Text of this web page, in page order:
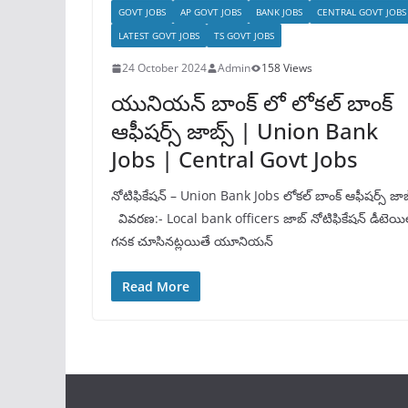
GOVT JOBS AP GOVT JOBS BANK JOBS
CENTRAL GOVT JOBS
LATEST GOVT JOBS
TS GOVT JOBS
24 October 2024 Admin 158 Views
యునియన్ బాంక్ లో లోకల్ బాంక్
ఆఫీషర్స్ జాబ్స్ | Union Bank
Jobs | Central Govt Jobs
నోటిఫికేషన్ – Union Bank Jobs లోకల్ బాంక్ ఆఫీషర్స్
వివరణ:- Local bank officers జాబ్ నోటిఫికేషన్
గనక చూసినట్లయితే యూనియన్
Read More